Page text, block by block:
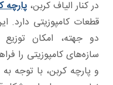
در کنار الیاف کربن،پارچه
قطعات کامپوزیتی دارد.
دو جهته، امکان
سازه‌های کامپوزیتی را
و پارچه کربن، با توجه